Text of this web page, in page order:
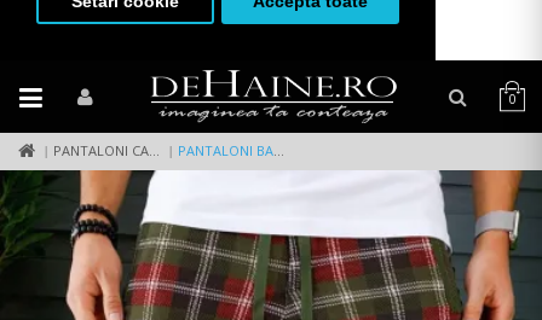
0
PANTALONI CASUAL PANTALONI BARBATI KAKI IN CAROURI SMART CASUAL ZR CU MIC DEFECT DEF19066 D2-5.3